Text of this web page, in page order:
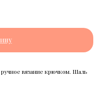
вязание крючком. Шаль